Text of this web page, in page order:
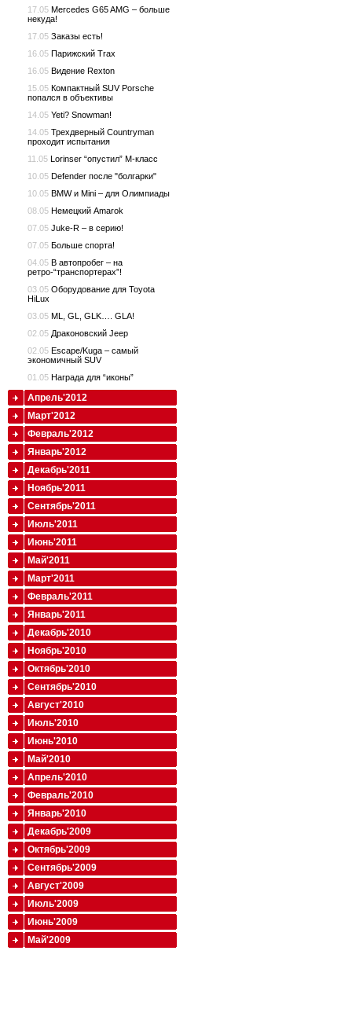
17.05 Mercedes G65 AMG – больше
некуда!
17.05 Заказы есть!
16.05 Парижский Trax
16.05 Видение Rexton
15.05 Компактный SUV Porsche
попался в объективы
14.05 Yeti? Snowman!
14.05 Трехдверный Countryman
проходит испытания
11.05 Lorinser “опустил” M-класс
10.05 Defender после "болгарки"
10.05 BMW и Mini – для Олимпиады
08.05 Немецкий Amarok
07.05 Juke-R – в серию!
07.05 Больше спорта!
04.05 В автопробег – на
ретро-“транспортерах”!
03.05 Оборудование для Toyota
HiLux
03.05 ML, GL, GLK…. GLA!
02.05 Драконовский Jeep
02.05 Escape/Kuga – самый
экономичный SUV
01.05 Награда для “иконы”
Апрель'2012
Март'2012
Февраль'2012
Январь'2012
Декабрь'2011
Ноябрь'2011
Сентябрь'2011
Июль'2011
Июнь'2011
Май'2011
Март'2011
Февраль'2011
Январь'2011
Декабрь'2010
Ноябрь'2010
Октябрь'2010
Сентябрь'2010
Август'2010
Июль'2010
Июнь'2010
Май'2010
Апрель'2010
Февраль'2010
Январь'2010
Декабрь'2009
Октябрь'2009
Сентябрь'2009
Август'2009
Июль'2009
Июнь'2009
Май'2009